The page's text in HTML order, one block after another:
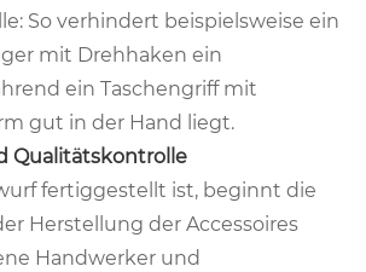
So verhindert beispielsweise ein
mit Drehhaken ein
ein Taschengriff mit
gut in der Hand liegt.
Qualitätskontrolle
fertiggestellt ist, beginnt die
Herstellung der Accessoires
Handwerker und